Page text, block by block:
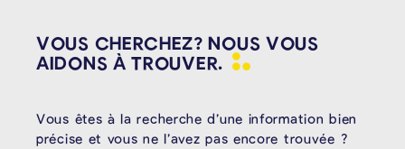
VOUS CHERCHEZ? NOUS VOUS
AIDONS ÀTROUVER.
Vous êtes à la recherche d’une information bien
précise et vous ne l’avez pas encore trouvée ?